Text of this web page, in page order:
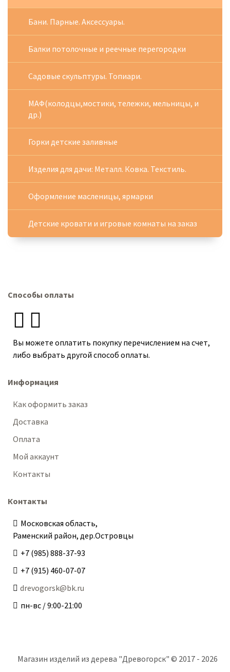
Бани. Парные. Аксессуары.
Балки потолочные и реечные перегородки
Садовые скульптуры. Топиари.
МАФ(колодцы,мостики, тележки, мельницы, и
др.)
Горки детские заливные
Изделия для дачи: Металл. Ковка. Текстиль.
Оформление масленицы, ярмарки
Детские кровати и игровые комнаты на заказ
Способы оплаты
Вы можете оплатить покупку перечислением на счет,
либо выбрать другой способ оплаты.
Информация
Как оформить заказ
Доставка
Оплата
Мой аккаунт
Контакты
Контакты
Московская область,
Раменский район, дер.Островцы
+7 (985) 888-37-93
+7 (915) 460-07-07
drevogorsk@bk.ru
пн-вс / 9:00-21:00
Магазин изделий из дерева "Древогорск" © 2017 - 2026